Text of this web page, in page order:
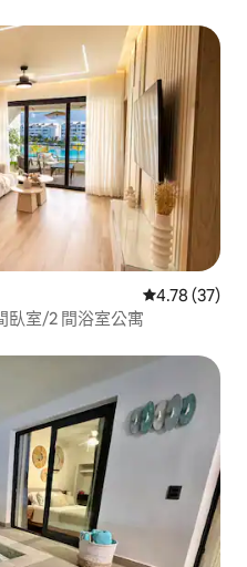
從 37 則評價
4.78 (37)
臥室/2 間浴室公寓